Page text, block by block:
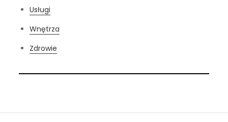
Usługi
Wnętrza
Zdrowie